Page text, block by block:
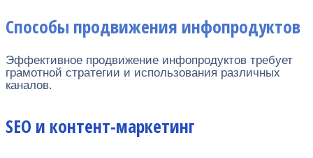
Способы продвижения инфопродуктов
Эффективное продвижение инфопродуктов требует
грамотной стратегии и использования различных
каналов.
SEO и контент-маркетинг